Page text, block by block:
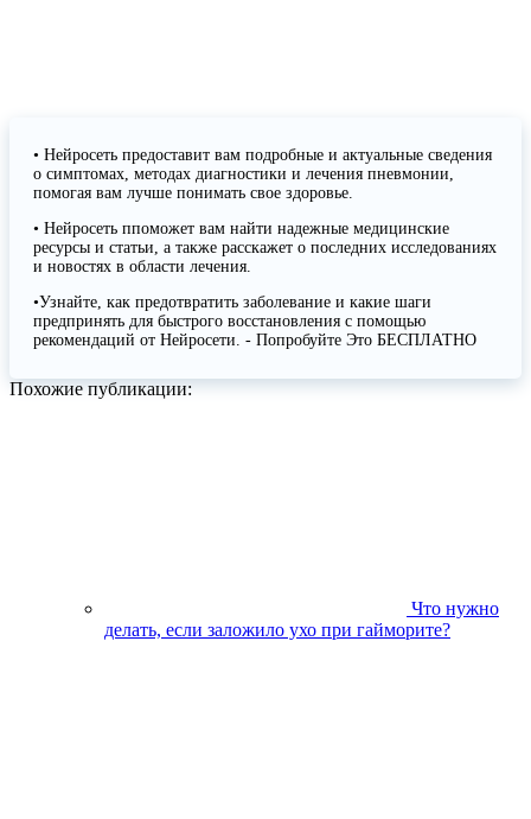
• Нейросеть предоставит вам подробные и актуальные сведения
о симптомах, методах диагностики и лечения пневмонии,
помогая вам лучше понимать свое здоровье.
• Нейросеть ппоможет вам найти надежные медицинские
ресурсы и статьи, а также расскажет о последних исследованиях
и новостях в области лечения.
•Узнайте, как предотвратить заболевание и какие шаги
предпринять для быстрого восстановления с помощью
рекомендаций от Нейросети. - Попробуйте Это БЕСПЛАТНО
Похожие публикации:
Что нужно
делать, если заложило ухо при гайморите?